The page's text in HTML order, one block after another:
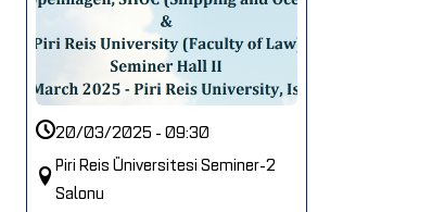
20/03/2025 - 09:30
Piri Reis Üniversitesi Seminer-2
Salonu